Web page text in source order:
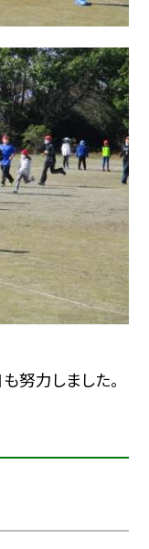
努力しました。